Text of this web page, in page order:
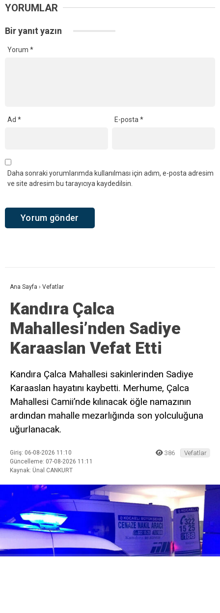
YORUMLAR
Bir yanıt yazın
Yorum *
Ad * E-posta*
Daha sonraki yorumlarımda kullanılması için adım, e-posta adresim
ve site adresim bu tarayıcıya kaydedilsin.
Ana Sayfa › Vefatlar
Kandıra Çalca
Mahallesi’nden Sadiye
Karaaslan Vefat Etti
Kandıra Çalca Mahallesi sakinlerinden Sadiye
Karaaslan hayatını kaybetti. Merhume, Çalca
Mahallesi Camii’nde kılınacak öğle namazının
ardından mahalle mezarlığında son yolculuğuna
uğurlanacak.
Giriş: 06-08-2026 11:10
Güncelleme: 07-08-2026 11:11
Kaynak: Ünal CANKURT
386 Vefatlar